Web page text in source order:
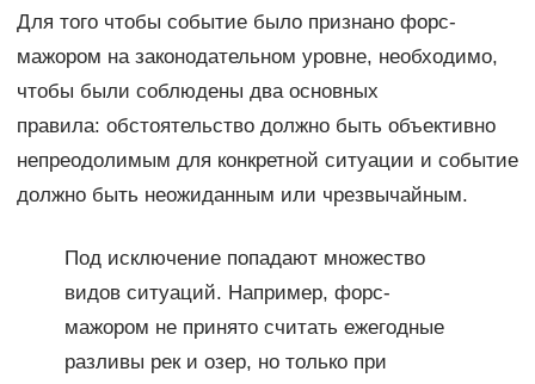
Для того чтобы событие было признано форс-
мажором на законодательном уровне, необходимо,
чтобы были соблюдены два основных
правила: обстоятельство должно быть объективно
непреодолимым для конкретной ситуации и событие
должно быть неожиданным или чрезвычайным.
Под исключение попадают множество
видов ситуаций. Например, форс-
мажором не принято считать ежегодные
разливы рек и озер, но только при